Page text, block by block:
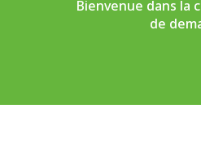
Bienvenue dans la
de